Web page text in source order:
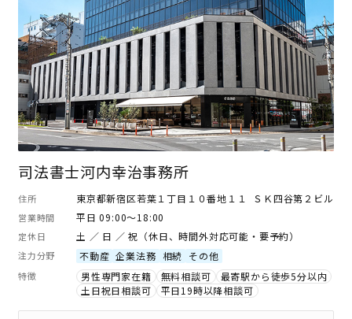
司法書士河内幸治事務所
住所 東京都新宿区若葉１丁目１０番地１１ ＳＫ四谷第２ビル
営業時間 平日 09:00～18:00
定休日 土 ／ 日 ／ 祝（休日、時間外対応可能・要予約）
注力分野 不動産 企業法務 相続 その他
特徴 男性専門家在籍 無料相談可
最寄駅から徒歩5分以内
土日祝日相談可
平日19時以降相談可